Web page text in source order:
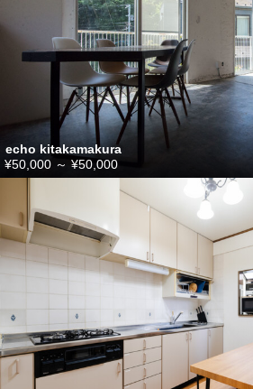
echo kitakamakura
¥50,000 ～ ¥50,000